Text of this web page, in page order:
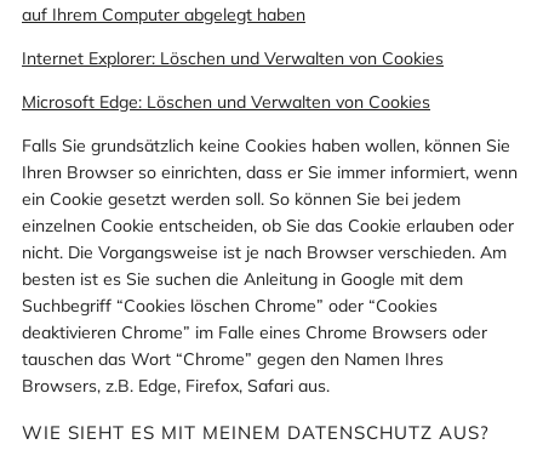
auf Ihrem Computer abgelegt haben
Internet Explorer: Löschen und Verwalten von Cookies
Microsoft Edge: Löschen und Verwalten von Cookies
Falls Sie grundsätzlich keine Cookies haben wollen, können Sie
Ihren Browser so einrichten, dass er Sie immer informiert, wenn
ein Cookie gesetzt werden soll. So können Sie bei jedem
einzelnen Cookie entscheiden, ob Sie das Cookie erlauben oder
nicht. Die Vorgangsweise ist je nach Browser verschieden. Am
besten ist es Sie suchen die Anleitung in Google mit dem
Suchbegriff “Cookies löschen Chrome” oder “Cookies
deaktivieren Chrome” im Falle eines Chrome Browsers oder
tauschen das Wort “Chrome” gegen den Namen Ihres
Browsers, z.B. Edge, Firefox, Safari aus.
WIE SIEHT ES MIT MEINEM DATENSCHUTZ AUS?